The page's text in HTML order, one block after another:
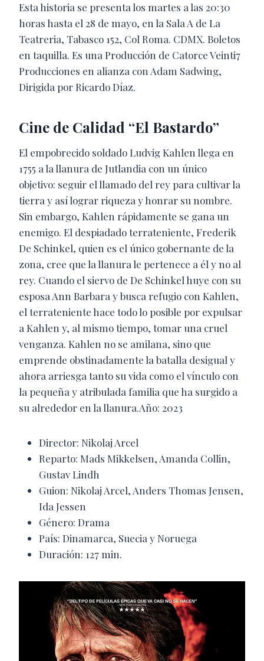
Esta historia se presenta los martes a las 20:30
horas hasta el 28 de mayo, en la Sala A de La
Teatreria, Tabasco 152, Col Roma. CDMX. Boletos
en taquilla. Es una Producción de Catorce Veinti7
Producciones en alianza con Adam Sadwing,
Dirigida por Ricardo Díaz.
Cine de Calidad “El Bastardo”
El empobrecido soldado Ludvig Kahlen llega en
1755 a la llanura de Jutlandia con un único
objetivo: seguir el llamado del rey para cultivar la
tierra y así lograr riqueza y honrar su nombre.
Sin embargo, Kahlen rápidamente se gana un
enemigo. El despiadado terrateniente, Frederik
De Schinkel, quien es el único gobernante de la
zona, cree que la llanura le pertenece a él y no al
rey. Cuando el siervo de De Schinkel huye con su
esposa Ann Barbara y busca refugio con Kahlen,
el terrateniente hace todo lo posible por expulsar
a Kahlen y, al mismo tiempo, tomar una cruel
venganza. Kahlen no se amilana, sino que
emprende obstinadamente la batalla desigual y
ahora arriesga tanto su vida como el vínculo con
la pequeña y atribulada familia que ha surgido a
su alrededor en la llanura.Año: 2023
Director: Nikolaj Arcel
Reparto: Mads Mikkelsen, Amanda Collin,
Gustav Lindh
Guion: Nikolaj Arcel, Anders Thomas Jensen,
Ida Jessen
Género: Drama
País: Dinamarca, Suecia y Noruega
Duración: 127 min.